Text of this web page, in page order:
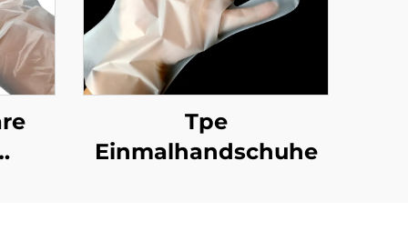
Tpe
Einmalhandschuhe